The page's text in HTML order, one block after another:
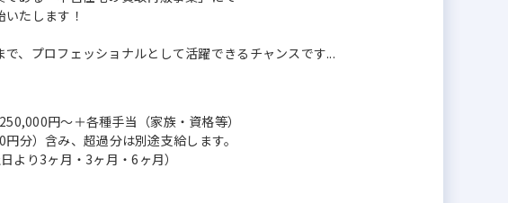
たします！
、プロフェッショナルとして活躍できるチャンスです...
円～＋各種手当（家族・資格等）
分）含み、超過分は別途支給します。
より3ヶ月・3ヶ月・6ヶ月）